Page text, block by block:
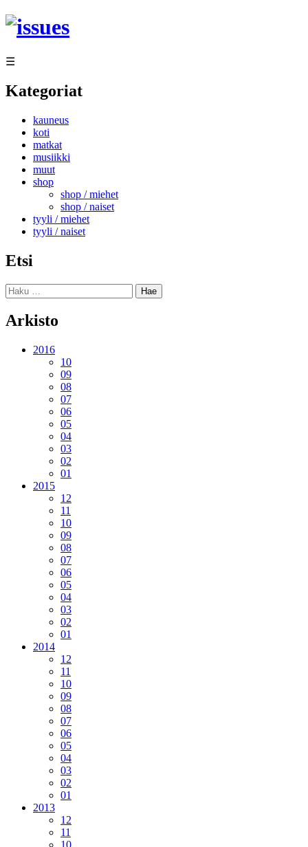
Siirry
sisältöön
☰
Kategoriat
kauneus
koti
matkat
musiikki
muut
shop
shop / miehet
shop / naiset
tyyli / miehet
tyyli / naiset
Etsi
Haku:
Arkisto
2016
10
09
08
07
06
05
04
03
02
01
2015
12
11
10
09
08
07
06
05
04
03
02
01
2014
12
11
10
09
08
07
06
05
04
03
02
01
2013
12
11